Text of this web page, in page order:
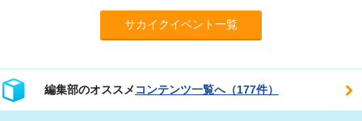
サカイクイベント一覧
編集部のオススメ コンテンツ一覧へ（177件）